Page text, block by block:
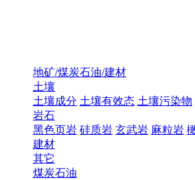
地矿/煤炭石油/建材
土壤
土壤成分 土壤有效态 土壤污染物
岩石
黑色页岩 硅质岩 玄武岩 麻粒岩
建材
其它
煤炭石油